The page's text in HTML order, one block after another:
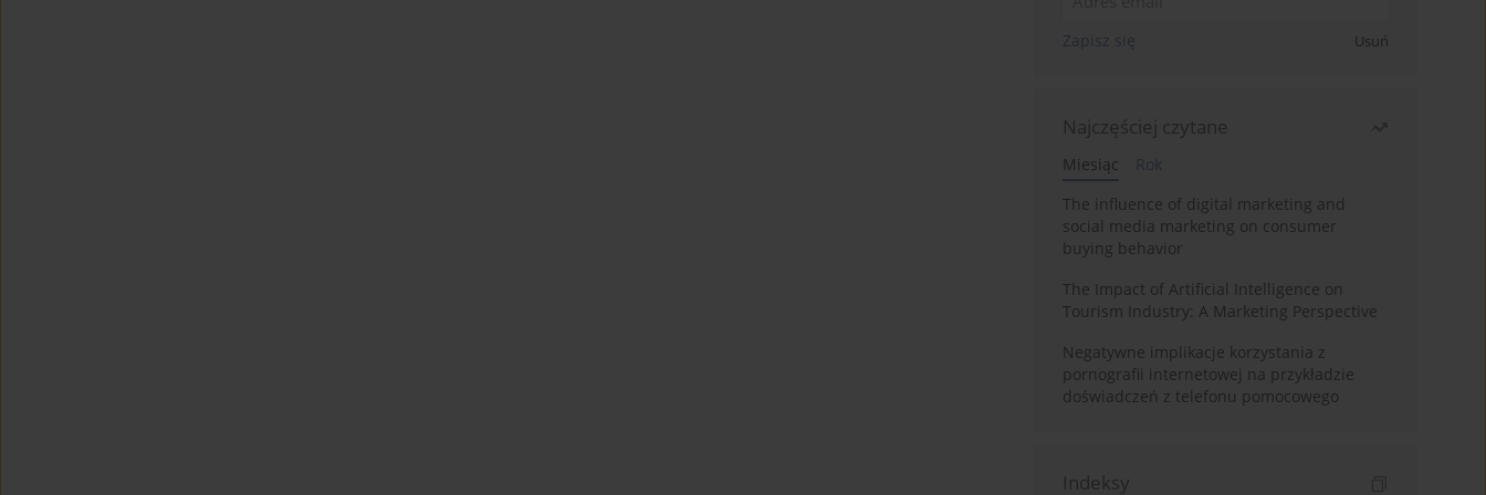
Zapisz się Usuń
Najczęściej czytane
Miesiąc
Rok
The influence of digital marketing and
social media marketing on consumer
buying behavior
The Impact of Artificial Intelligence on
Tourism Industry: A Marketing Perspective
Negatywne implikacje korzystania z
pornografii internetowej na przykładzie
doświadczeń z telefonu pomocowego
Indeksy